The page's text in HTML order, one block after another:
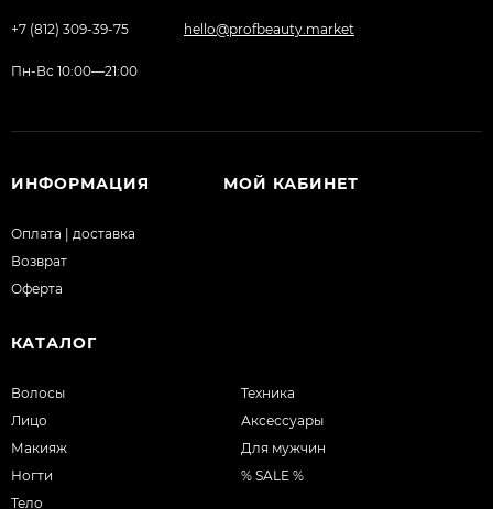
+7 (812) 309-39-75 hello@profbeauty.market
Пн-Вс 10:00—21:00
ИНФОРМАЦИЯ
Оплата | доставка
Возврат
Оферта
МОЙ КАБИНЕТ
КАТАЛОГ
Волосы
Лицо
Макияж
Ногти
Тело
Техника
Аксессуары
Для мужчин
% SALE %